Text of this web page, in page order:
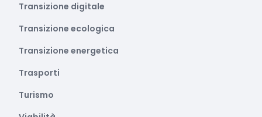
Transizione digitale
Transizione ecologica
Transizione energetica
Trasporti
Turismo